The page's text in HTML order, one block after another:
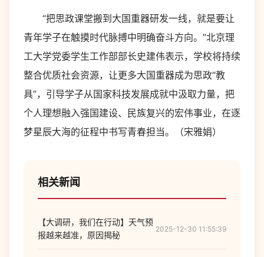
“把思政课堂搬到大国重器研发一线，就是要让
青年学子在触摸时代脉搏中明确奋斗方向。”北京理
工大学党委学生工作部部长史建伟表示，学校将持续
整合优质社会资源，让更多大国重器成为思政“教
具”，引导学子从国家科技发展成就中汲取力量，把
个人理想融入强国建设、民族复兴的宏伟事业，在逐
梦星辰大海的征程中书写青春担当。（宋雅娟）
相关新闻
【大调研，我们在行动】天气预
报越来越准，原因揭秘
2025-12-30 11:55:39